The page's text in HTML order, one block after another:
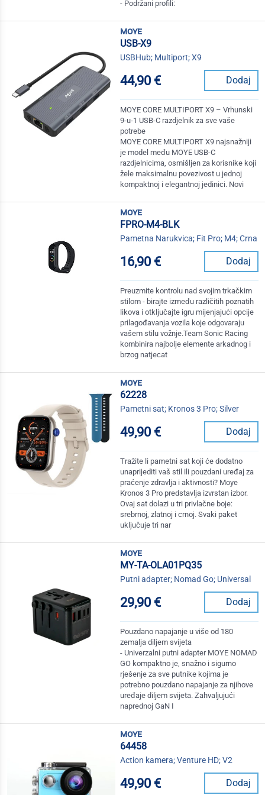
- Podržani profili:
moye
USB-X9
USBHub; Multiport; X9
44,90 € Dodaj
MOYE CORE MULTIPORT X9 – Vrhunski
9-u-1 USB-C razdjelnik za sve vaše
potrebe
MOYE CORE MULTIPORT X9 najsnažniji
je model među MOYE USB-C
razdjelnicima, osmišljen za korisnike koji
žele maksimalnu povezivost u jednoj
kompaktnoj i elegantnoj jedinici. Novi
moye
FPRO-M4-BLK
Pametna Narukvica; Fit Pro; M4; Crna
16,90 € Dodaj
Preuzmite kontrolu nad svojim trkačkim
stilom - birajte između različitih poznatih
likova i otključajte igru mijenjajući opcije
prilagođavanja vozila koje odgovaraju
vašem stilu vožnje.Team Sonic Racing
kombinira najbolje elemente arkadnog i
brzog natjecat
moye
62228
Pametni sat; Kronos 3 Pro; Silver
49,90 € Dodaj
Tražite li pametni sat koji će dodatno
unaprijediti vaš stil ili pouzdani uređaj za
praćenje zdravlja i aktivnosti? Moye
Kronos 3 Pro predstavlja izvrstan izbor.
Ovaj sat dolazi u tri privlačne boje:
srebrnoj, zlatnoj i crnoj. Svaki paket
uključuje tri nar
moye
MY-TA-OLA01PQ35
Putni adapter; Nomad Go; Universal
29,90 € Dodaj
Pouzdano napajanje u više od 180
zemalja diljem svijeta
- Univerzalni putni adapter MOYE NOMAD
GO kompaktno je, snažno i sigurno
rješenje za sve putnike kojima je
potrebno pouzdano napajanje za njihove
uređaje diljem svijeta. Zahvaljujući
naprednoj GaN I
moye
64458
Action kamera; Venture HD; V2
49,90 € Dodaj